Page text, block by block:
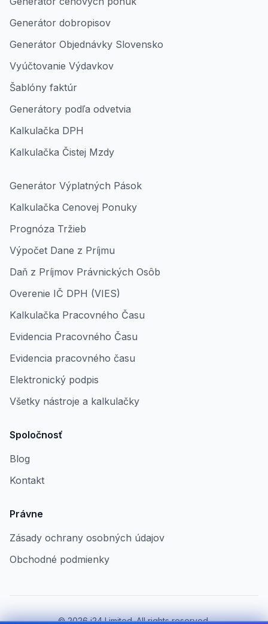
Generátor dobropisov
Generátor Objednávky Slovensko
Vyúčtovanie Výdavkov
Šablóny faktúr
Generátory podľa odvetvia
Kalkulačka DPH
Kalkulačka Čistej Mzdy
Generátor Výplatných Pások
Kalkulačka Cenovej Ponuky
Prognóza Tržieb
Výpočet Dane z Príjmu
Daň z Príjmov Právnických Osôb
Overenie IČ DPH (VIES)
Kalkulačka Pracovného Času
Evidencia Pracovného Času
Evidencia pracovného času
Elektronický podpis
Všetky nástroje a kalkulačky
Spoločnosť
Blog
Kontakt
Právne
Zásady ochrany osobných údajov
Obchodné podmienky
©2026i24 Limited. All rights reserved.